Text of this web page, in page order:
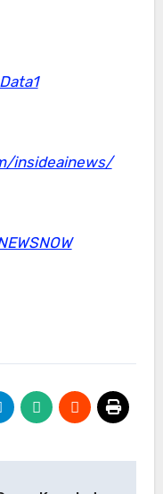
insideainews/